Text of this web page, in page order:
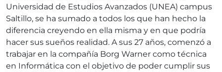
Universidad de Estudios Avanzados (UNEA) campus
Saltillo, se ha sumado a todos los que han hecho la
diferencia creyendo en ella misma y en que podría
hacer sus sueños realidad. A sus 27 años, comenzó a
trabajar en la compañía Borg Warner como técnica
en Informática con el objetivo de poder cumplir sus